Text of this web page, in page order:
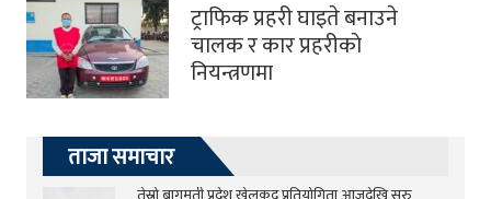
ट्राफिक प्रहरी घाइते बनाउने
चालक र कार प्रहरीकाे
नियन्त्रणमा
ताजा समाचार